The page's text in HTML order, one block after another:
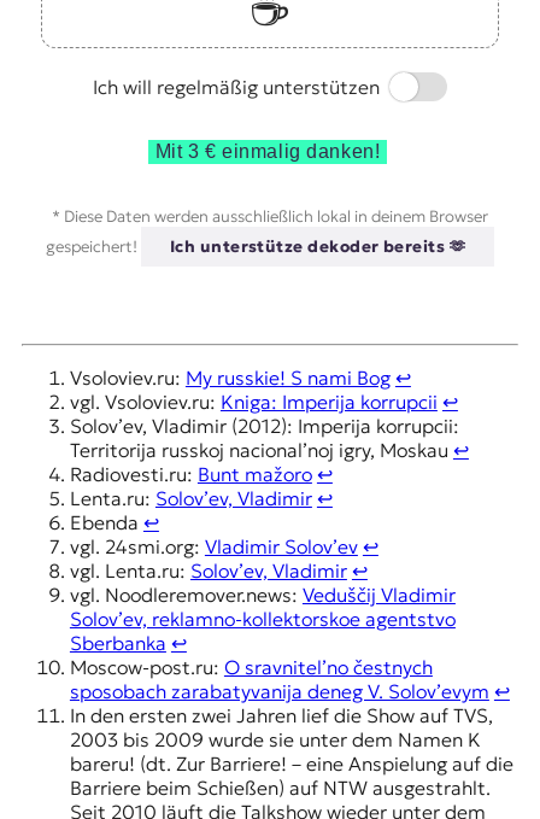
Ich will regelmäßig unterstützen
Switch
Mit 3 € einmalig danken!
* Diese Daten werden ausschließlich lokal in deinem Browser
gespeichert!
Ich unterstütze dekoder bereits 🫶
Vsoloviev.ru: My russkie! S nami Bog ↩︎
vgl. Vsoloviev.ru: Kniga: Imperija korrupcii ↩︎
Solov’ev, Vladimir (2012): Imperija korrupcii:
Territorija russkoj nacional’noj igry, Moskau ↩︎
Radiovesti.ru: Bunt mažoro ↩︎
Lenta.ru: Solov’ev, Vladimir ↩︎
Ebenda ↩︎
vgl. 24smi.org: Vladimir Solov’ev ↩︎
vgl. Lenta.ru: Solov’ev, Vladimir ↩︎
vgl. Noodleremover.news: Veduščij Vladimir
Solov’ev, reklamno-kollektorskoe agentstvo
Sberbanka ↩︎
Moscow-post.ru: O sravnitel’no čestnych
sposobach zarabatyvanija deneg V. Solov’evym ↩︎
In den ersten zwei Jahren lief die Show auf TVS,
2003 bis 2009 wurde sie unter dem Namen K
bareru! (dt. Zur Barriere! – eine Anspielung auf die
Barriere beim Schießen) auf NTW ausgestrahlt.
Seit 2010 läuft die Talkshow wieder unter dem